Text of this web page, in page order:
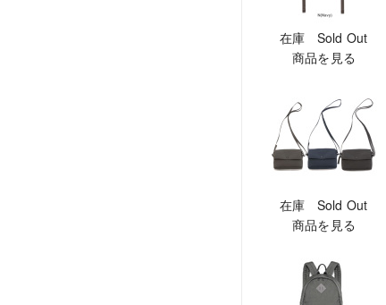
在庫 Sold Out
商品を見る
在庫 Sold Out
商品を見る